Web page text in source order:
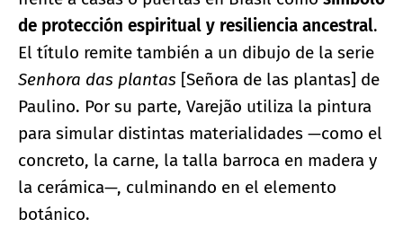
de protección espiritual y resiliencia ancestral.
El título remite también a un dibujo de la serie
Senhora das plantas [Señora de las plantas] de
Paulino. Por su parte, Varejão utiliza la pintura
para simular distintas materialidades —como el
concreto, la carne, la talla barroca en madera y
la cerámica—, culminando en el elemento
botánico.